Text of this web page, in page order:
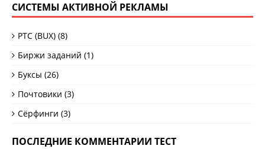
СИСТЕМЫ АКТИВНОЙ РЕКЛАМЫ
PTC (BUX) (8)
Биржи заданий (1)
Буксы (26)
Почтовики (3)
Сёрфинги (3)
ПОСЛЕДНИЕ КОММЕНТАРИИ ТЕСТ